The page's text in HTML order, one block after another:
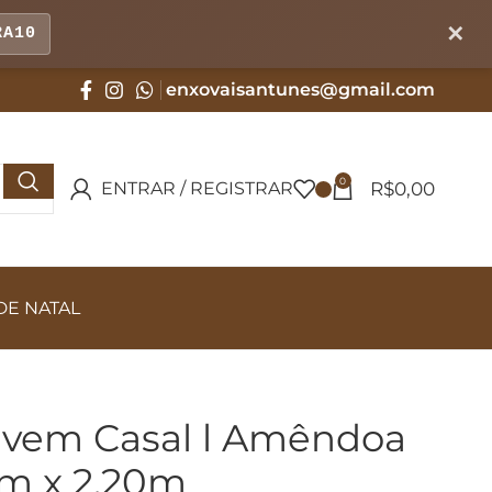
✕
enxovaisantunes@gmail.com
ENTRAR / REGISTRAR 0 R$0,00
NATAL
Casal l Amêndoa
x 2,20m